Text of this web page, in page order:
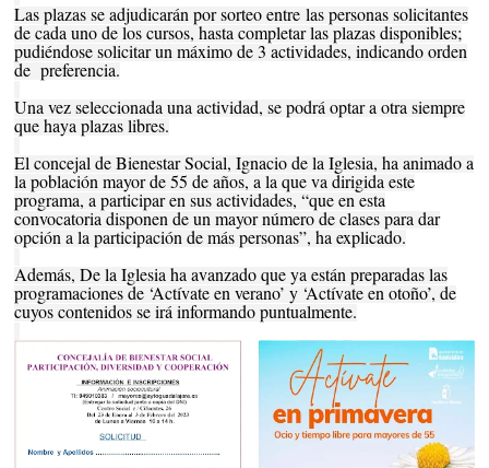
Las plazas se adjudicarán por sorteo entre las personas solicitantes
de cada uno de los cursos, hasta completar las plazas disponibles;
pudiéndose solicitar un máximo de 3 actividades, indicando orden
de preferencia.
Una vez seleccionada una actividad, se podrá optar a otra siempre
que haya plazas libres.
El concejal de Bienestar Social, Ignacio de la Iglesia, ha animado a
la población mayor de 55 de años, a la que va dirigida este
programa, a participar en sus actividades, “que en esta
convocatoria disponen de un mayor número de clases para dar
opción a la participación de más personas”, ha explicado.
Además, De la Iglesia ha avanzado que ya están preparadas las
programaciones de ‘Actívate en verano’ y ‘Actívate en otoño’, de
cuyos contenidos se irá informando puntualmente.